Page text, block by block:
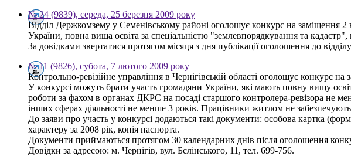
№ 24 (9839), середа, 25 березня 2009 року
Відділ Держкомзему у Семенівському районі оголошує конкурс на заміщення 2
України, повна вища освіта за спеціальністю "землевпорядкування та
За довідками звертатися протягом місяця з дня публікації оголошення до
№ 11 (9826), субота, 7 лютого 2009 року
Контрольно-ревізійне управління в Чернігівській області оголошує конкурс
У конкурсі можуть брати участь громадяни України, які мають повну вищу
роботи за фахом в органах ДКРС на посаді старшого контролера-ревізора не
інших сферах діяльності не менше 3 років. Працівники житлом не
До заяви про участь у конкурсі додаються такі документи: особова картка
характеру за 2008 рік, копія паспорта.
Документи приймаються протягом 30 календарних днів після оголошення
Довідки за адресою: м. Чернігів, вул. Бєлінського, 11, тел. 699-756.